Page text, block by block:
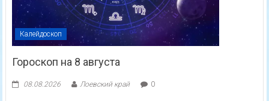
Калейдоскоп
Гороскоп на 8 августа
08.08.2026 Лоевский край 0